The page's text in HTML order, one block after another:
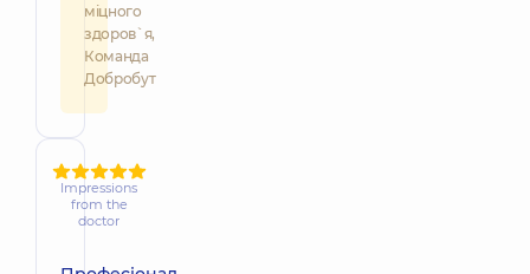
міцного
здоров`я,
Команда
Добробут
Impressions
from the
doctor